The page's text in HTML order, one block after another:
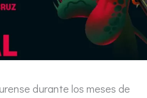
durante los meses de